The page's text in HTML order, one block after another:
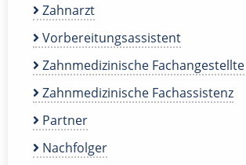
Zahnarzt
Vorbereitungsassistent
Zahnmedizinische Fachangestellte
Zahnmedizinische Fachassistenz
Partner
Nachfolger